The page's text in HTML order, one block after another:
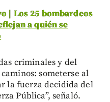
| Los 25 bombardeos
a quién se
criminales y del
someterse al
la fuerza decidida del
Pública”, señaló.